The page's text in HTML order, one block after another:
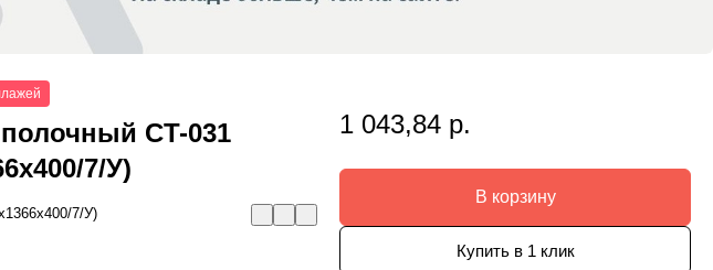
СT-031
7/У)
7/У)
1 043,84 р.
В корзину
Купить в 1 клик